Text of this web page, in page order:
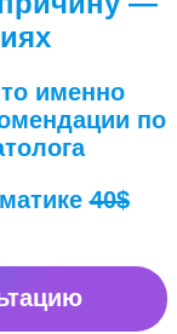
именно
по
40$